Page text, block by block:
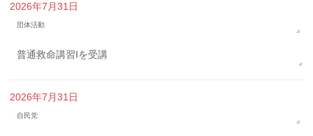
2026年7月31日
団体活動
普通救命講習Iを受講
2026年7月31日
自民党